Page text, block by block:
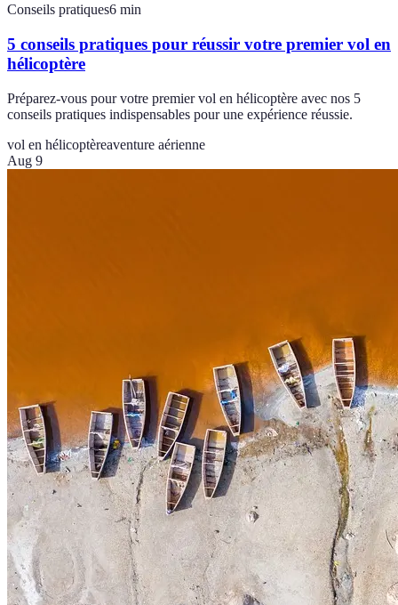
Conseils pratiques6 min
5 conseils pratiques pour réussir votre premier vol en
hélicoptère
Préparez-vous pour votre premier vol en hélicoptère avec nos 5
conseils pratiques indispensables pour une expérience réussie.
vol en hélicoptèreaventure aérienne
Aug 9